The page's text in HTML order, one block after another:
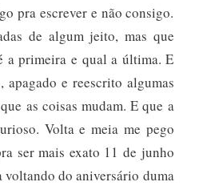
pra escrever e não consigo.
de algum jeito, mas que
a primeira e qual a última. E
e reescrito algumas
as coisas mudam. E que a
Volta e meia me pego
ser mais exato 11 de junho
voltando do aniversário duma